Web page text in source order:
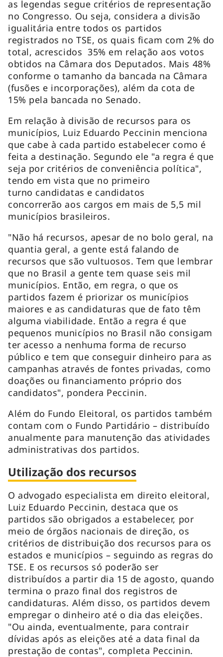
as legendas segue critérios de representação
no Congresso. Ou seja, considera a divisão
igualitária entre todos os partidos
registrados no TSE, os quais ficam com 2% do
total, acrescidos 35% em relação aos votos
obtidos na Câmara dos Deputados. Mais 48%
conforme o tamanho da bancada na Câmara
(fusões e incorporações), além da cota de
15% pela bancada no Senado.
Em relação à divisão de recursos para os
municípios, Luiz Eduardo Peccinin menciona
que cabe à cada partido estabelecer como é
feita a destinação. Segundo ele "a regra é que
seja por critérios de conveniência política",
tendo em vista que no primeiro
turno candidatas e candidatos
concorrerão aos cargos em mais de 5,5 mil
municípios brasileiros.
"Não há recursos, apesar de no bolo geral, na
quantia geral, a gente está falando de
recursos que são vultuosos. Tem que lembrar
que no Brasil a gente tem quase seis mil
municípios. Então, em regra, o que os
partidos fazem é priorizar os municípios
maiores e as candidaturas que de fato têm
alguma viabilidade. Então a regra é que
pequenos municípios no Brasil não consigam
ter acesso a nenhuma forma de recurso
público e tem que conseguir dinheiro para as
campanhas através de fontes privadas, como
doações ou financiamento próprio dos
candidatos", pondera Peccinin.
Além do Fundo Eleitoral, os partidos também
contam com o Fundo Partidário – distribuído
anualmente para manutenção das atividades
administrativas dos partidos.
Utilização dos recursos
O advogado especialista em direito eleitoral,
Luiz Eduardo Peccinin, destaca que os
partidos são obrigados a estabelecer, por
meio de órgãos nacionais de direção, os
critérios de distribuição dos recursos para os
estados e municípios – seguindo as regras do
TSE. E os recursos só poderão ser
distribuídos a partir dia 15 de agosto, quando
termina o prazo final dos registros de
candidaturas. Além disso, os partidos devem
empregar o dinheiro até o dia das eleições.
"Ou ainda, eventualmente, para contrair
dívidas após as eleições até a data final da
prestação de contas", completa Peccinin.